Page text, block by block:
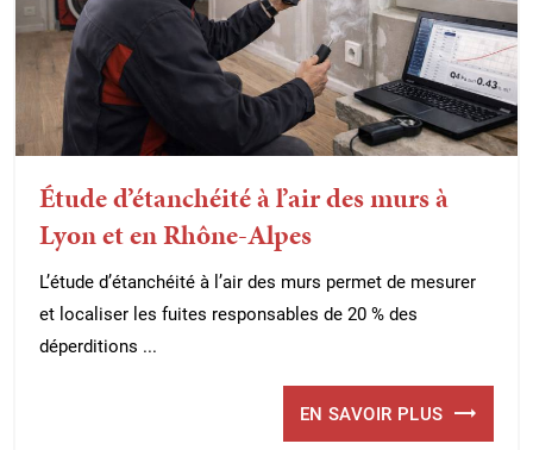
Étude d’étanchéité à l’air des murs à
Lyon et en Rhône-Alpes
L’étude d’étanchéité à l’air des murs permet de mesurer
et localiser les fuites responsables de 20 % des
déperditions ...
EN SAVOIR PLUS